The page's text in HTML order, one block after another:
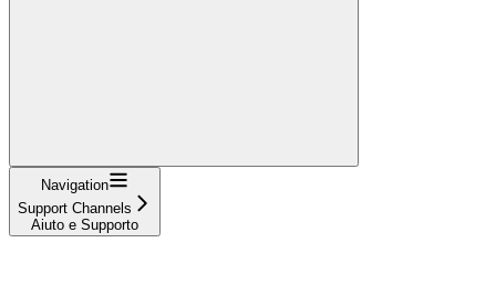
Navigation
Support Channels
Aiuto e Supporto